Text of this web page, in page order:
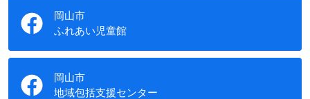
岡山市
ふれあい児童館
岡山市
地域包括支援センター